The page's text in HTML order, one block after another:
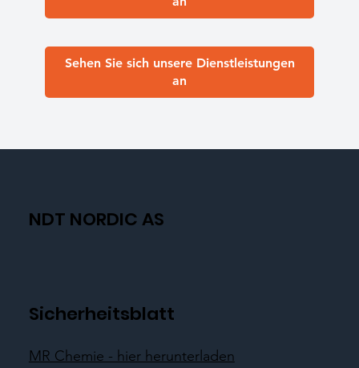
Sehen Sie sich unsere Dienstleistungen
an
NDT NORDIC AS
Sicherheitsblatt
MR Chemie - hier herunterladen